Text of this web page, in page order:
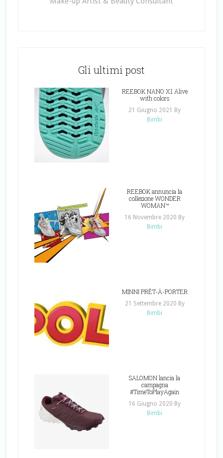
Gli ultimi post
REEBOK NANO X1 Alive
with colors
21 Giugno 2021 By
Bimbi
REEBOK annuncia la
collezione WONDER
WOMAN™
16 Novembre 2020 By
Bimbi
MINNI PRÊT-À-PORTER
21 Settembre 2020 By
Bimbi
SALOMON lancia la
campagna
#TimeToPlayAgain
16 Giugno 2020 By
Bimbi